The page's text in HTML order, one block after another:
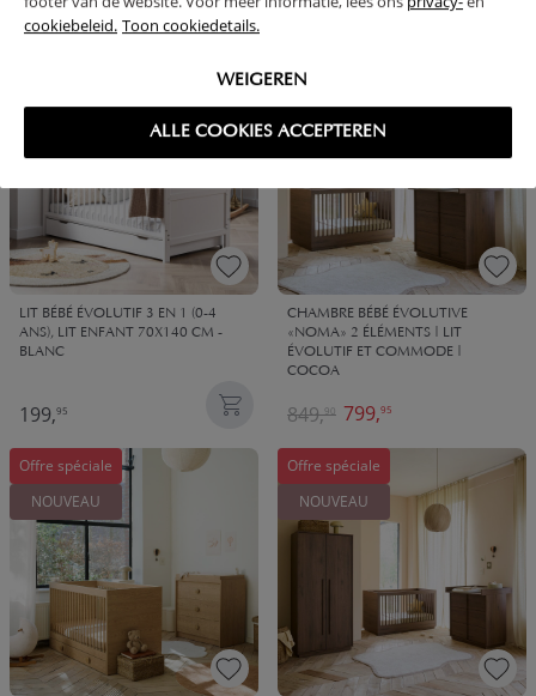
cookiebeleid. Toon cookiedetails.
WEIGEREN
ALLE COOKIES ACCEPTEREN
79,95 449,95
LIT BÉBÉ ÉVOLUTIF 3 EN 1 (0-4
ANS), LIT ENFANT 70X140 CM -
BLANC
199,95
CHAMBRE BÉBÉ ÉVOLUTIVE
«NOMA» 2 ÉLÉMENTS | LIT
ÉVOLUTIF ET COMMODE |
COCOA
799,95
849,90
Offre spéciale
NOUVEAU
Offre spéciale
NOUVEAU